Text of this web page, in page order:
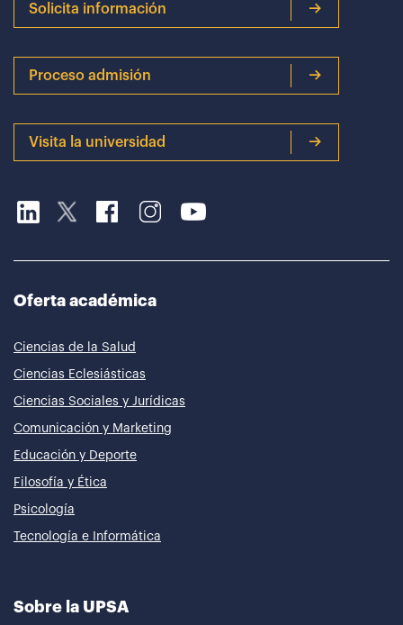
Solicita información
Proceso admisión
Visita la universidad
Oferta académica
Ciencias de la Salud
Ciencias Eclesiásticas
Ciencias Sociales y Jurídicas
Comunicación y Marketing
Educación y Deporte
Filosofía y Ética
Psicología
Tecnología e Informática
Sobre la UPSA